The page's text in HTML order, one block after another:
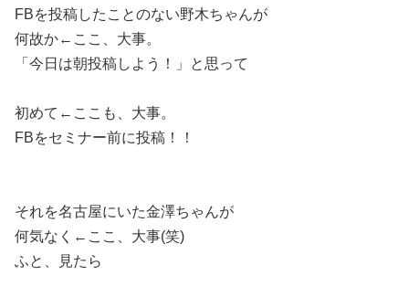
FBを投稿したことのない野木ちゃんが
何故か←ここ、大事。
「今日は朝投稿しよう！」と思って
初めて←ここも、大事。
FBをセミナー前に投稿！！
それを名古屋にいた金澤ちゃんが
何気なく←ここ、大事(笑)
ふと、見たら